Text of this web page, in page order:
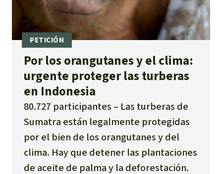
Por los orangutanes y el clima:
urgente proteger las turberas
en Indonesia
80.727 participantes
Las turberas de
Sumatra están legalmente protegidas
por el bien de los orangutanes y del
clima. Hay que detener las plantaciones
de aceite de palma y la deforestación.